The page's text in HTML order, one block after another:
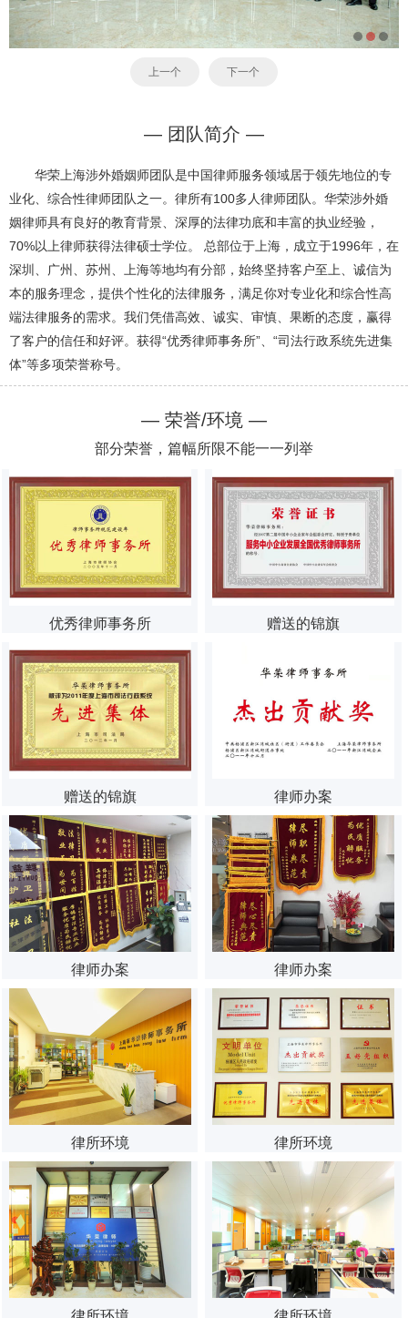
上一个 下一个
— 团队简介 —
华荣上海涉外婚姻师团队是中国律师服务领域居于领先地位的专
业化、综合性律师团队之一。律所有100多人律师团队。华荣涉外婚
姻律师具有良好的教育背景、深厚的法律功底和丰富的执业经验，
70%以上律师获得法律硕士学位。 总部位于上海，成立于1996年，在
深圳、广州、苏州、上海等地均有分部，始终坚持客户至上、诚信为
本的服务理念，提供个性化的法律服务，满足你对专业化和综合性高
端法律服务的需求。我们凭借高效、诚实、审慎、果断的态度，赢得
了客户的信任和好评。获得“优秀律师事务所”、“司法行政系统先进集
体”等多项荣誉称号。
— 荣誉/环境 —
部分荣誉，篇幅所限不能一一列举
优秀律师事务所 赠送的锦旗
赠送的锦旗 律师办案
律师办案 律师办案
律所环境 律所环境